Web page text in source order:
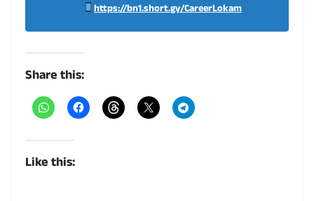
https://bn1.short.gy/CareerLokam
Share this:
Like this: